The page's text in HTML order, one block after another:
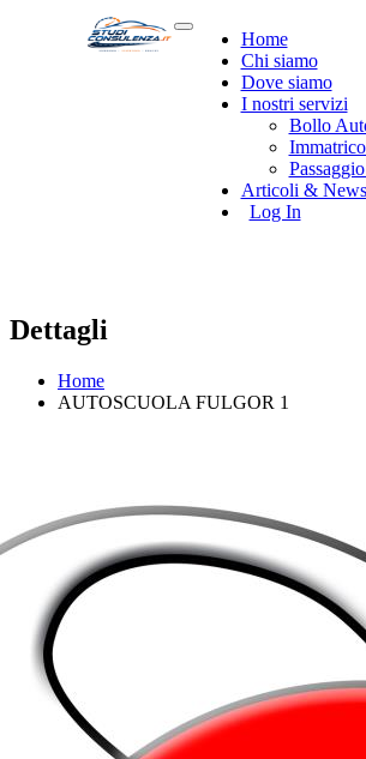
Home
Chi siamo
Dove siamo
I nostri servizi
Bollo
Articoli & News
Log In
Dettagli
Home
AUTOSCUOLA FULGOR 1